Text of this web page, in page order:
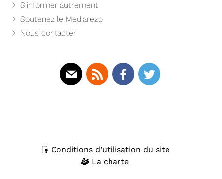
S’informer autrement
Soutenez le Mediarezo
Nous contacter
Conditions d’utilisation du site
La charte